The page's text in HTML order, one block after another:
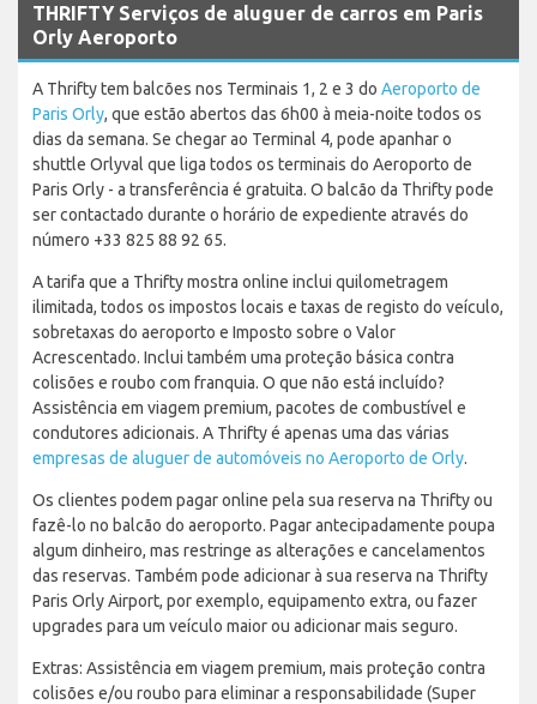
THRIFTY Serviços de aluguer de carros em Paris
Orly Aeroporto
A Thrifty tem balcões nos Terminais 1, 2 e 3 do Aeroporto de
Paris Orly, que estão abertos das 6h00 à meia-noite todos os
dias da semana. Se chegar ao Terminal 4, pode apanhar o
shuttle Orlyval que liga todos os terminais do Aeroporto de
Paris Orly - a transferência é gratuita. O balcão da Thrifty pode
ser contactado durante o horário de expediente através do
número +33 825 88 92 65.
A tarifa que a Thrifty mostra online inclui quilometragem
ilimitada, todos os impostos locais e taxas de registo do veículo,
sobretaxas do aeroporto e Imposto sobre o Valor
Acrescentado. Inclui também uma proteção básica contra
colisões e roubo com franquia. O que não está incluído?
Assistência em viagem premium, pacotes de combustível e
condutores adicionais. A Thrifty é apenas uma das várias
empresas de aluguer de automóveis no Aeroporto de Orly.
Os clientes podem pagar online pela sua reserva na Thrifty ou
fazê-lo no balcão do aeroporto. Pagar antecipadamente poupa
algum dinheiro, mas restringe as alterações e cancelamentos
das reservas. Também pode adicionar à sua reserva na Thrifty
Paris Orly Airport, por exemplo, equipamento extra, ou fazer
upgrades para um veículo maior ou adicionar mais seguro.
Extras: Assistência em viagem premium, mais proteção contra
colisões e/ou roubo para eliminar a responsabilidade (Super